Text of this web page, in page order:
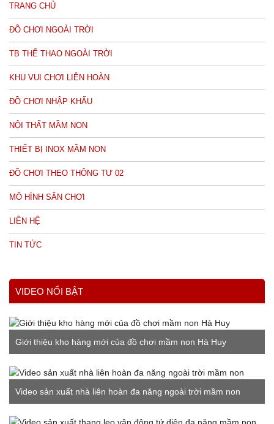
TRANG CHỦ
ĐỒ CHƠI NGOÀI TRỜI
TB THỂ THAO NGOÀI TRỜI
KHU VUI CHƠI LIÊN HOÀN
ĐỒ CHƠI NHẬP KHẨU
NỘI THẤT MẦM NON
THIẾT BỊ INOX MẦM NON
ĐỒ CHƠI THEO THÔNG TƯ 02
MÔ HÌNH SÂN CHƠI
LIÊN HỆ
TIN TỨC
VIDEO NỔI BẬT
Giới thiệu kho hàng mới của đồ chơi mầm non Hà Huy
Video sản xuất nhà liên hoàn đa năng ngoài trời mầm non